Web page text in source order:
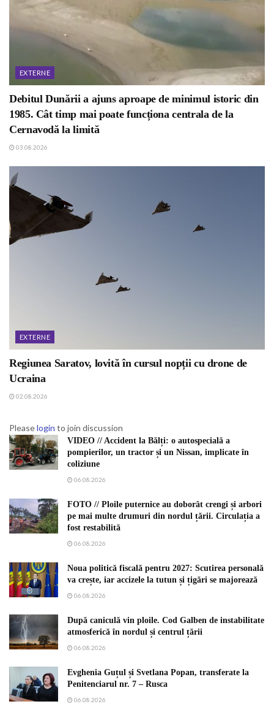
EXTERNE
Debitul Dunării a ajuns aproape de minimul istoric din
1985. Cât timp mai poate funcționa centrala de la
Cernavodă la limită
03.08.2026
EXTERNE
Regiunea Saratov, lovită în cursul nopții cu drone de
Ucraina
02.08.2026
Pleaselogin to join discussion
VIDEO // Accident la Bălți: o autospecială a
pompierilor, un tractor și un Nissan, implicate în
coliziune
06.08.2026
FOTO // Ploile puternice au doborât crengi și arbori
pe mai multe drumuri din nordul țării. Circulația a
fost restabilită
06.08.2026
Noua politică fiscală pentru 2027: Scutirea personală
va crește, iar accizele la tutun și țigări se majorează
06.08.2026
După caniculă vin ploile. Cod Galben de instabilitate
atmosferică în nordul și centrul țării
06.08.2026
Evghenia Guțul și Svetlana Popan, transferate la
Penitenciarul nr. 7 – Rusca
06.08.2026